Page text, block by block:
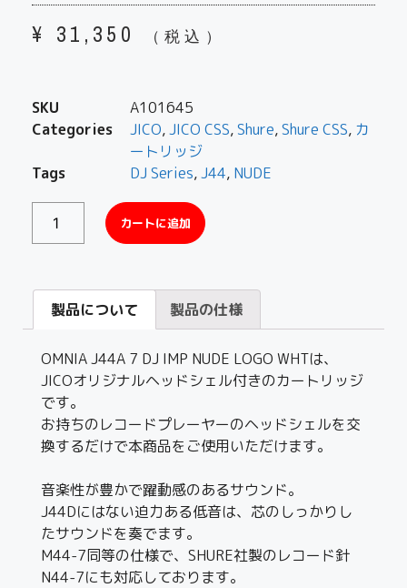
¥ 31,350 （税込）
SKU
A101645
Categories
JICO,JICO CSS,Shure,Shure CSS, カ
ートリッジ
Tags
DJ Series,J44, NUDE
カートに追加
製品について 製品の仕様
OMNIA J44A 7 DJ IMP NUDE LOGO WHTは、
JICOオリジナルヘッドシェル付きのカートリッジ
です。
お持ちのレコードプレーヤーのヘッドシェルを交
換するだけで本商品をご使用いただけます。
音楽性が豊かで躍動感のあるサウンド。
J44Dにはない迫力ある低音は、芯のしっかりし
たサウンドを奏でます。
M44-7同等の仕様で、SHURE社製のレコード針
N44-7にも対応しております。